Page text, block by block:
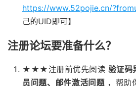
https://www.52pojie.cn/
己的UID即可】
注册论坛要准备什么？
★★★注册前优先阅读 验证码
员问题、邮件激活问题 ，帮助